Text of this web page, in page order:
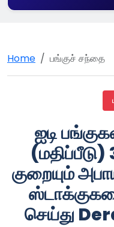
Home பங்குச் சந்தை
ஐடி
குறையும்
செய்து